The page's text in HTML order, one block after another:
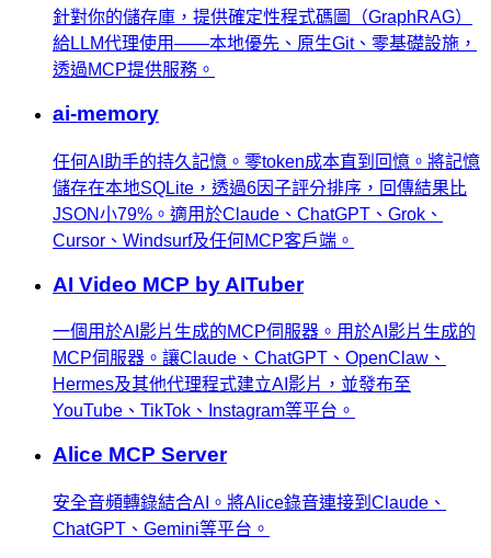
針對你的儲存庫，提供確定性程式碼圖（GraphRAG）
給LLM代理使用——本地優先、原生Git、零基礎設施，
透過MCP提供服務。
ai-memory
任何AI助手的持久記憶。零token成本直到回憶。將記憶
儲存在本地SQLite，透過6因子評分排序，回傳結果比
JSON小79%。適用於Claude、ChatGPT、Grok、
Cursor、Windsurf及任何MCP客戶端。
AI Video MCP by AITuber
一個用於AI影片生成的MCP伺服器。用於AI影片生成的
MCP伺服器。讓Claude、ChatGPT、OpenClaw、
Hermes及其他代理程式建立AI影片，並發布至
YouTube、TikTok、Instagram等平台。
Alice MCP Server
安全音頻轉錄結合AI。將Alice錄音連接到Claude、
ChatGPT、Gemini等平台。